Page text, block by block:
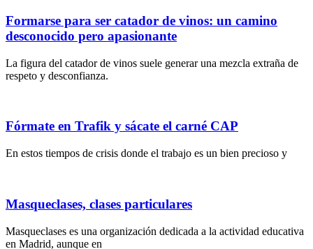
Formarse para ser catador de vinos: un camino
desconocido pero apasionante
La figura del catador de vinos suele generar una mezcla extraña de
respeto y desconfianza.
Fórmate en Trafik y sácate el carné CAP
En estos tiempos de crisis donde el trabajo es un bien precioso y
Masqueclases, clases particulares
Masqueclases es una organización dedicada a la actividad educativa
en Madrid, aunque en